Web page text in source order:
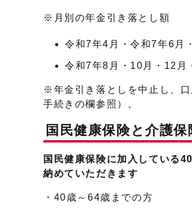
※月別の年金引き落とし額
令和7年4月・令和7年6月
令和7年8月・10月・12月
※年金引き落としを中止し、
手続きの欄参照）。
国民健康保険と介護
国民健康保険に加入している
納めていただきます
・40歳～64歳までの方